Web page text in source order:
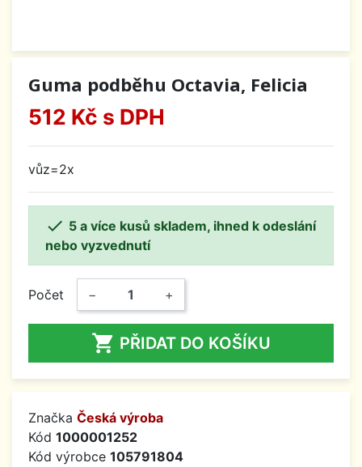
Guma podběhu Octavia, Felicia
512 Kč s DPH
vůz=2x
 5 a více kusů skladem, ihned k odeslání
nebo vyzvednutí
Počet − +
 PŘIDAT DO KOŠÍKU
Značka Česká výroba
Kód 1000001252
Kód výrobce 105791804